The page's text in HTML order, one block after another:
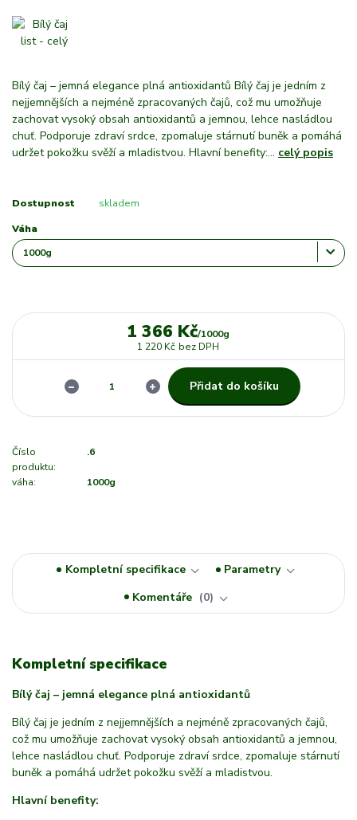
Bílý čaj – jemná elegance plná antioxidantů Bílý čaj je jedním z
nejjemnějších a nejméně zpracovaných čajů, což mu umožňuje
zachovat vysoký obsah antioxidantů a jemnou, lehce nasládlou
chuť. Podporuje zdraví srdce, zpomaluje stárnutí buněk a pomáhá
udržet pokožku svěží a mladistvou. Hlavní benefity:... celý popis
Dostupnost skladem
Váha
1 366 Kč/1000g
1 220 Kč bez DPH
Přidat do košíku
Číslo
produktu:
.6
váha: 1000g
Kompletní specifikace
Parametry
Komentáře
0
Kompletní specifikace
Bílý čaj – jemná elegance plná antioxidantů
Bílý čaj je jedním z nejjemnějších a nejméně zpracovaných čajů,
což mu umožňuje zachovat vysoký obsah antioxidantů a jemnou,
lehce nasládlou chuť. Podporuje zdraví srdce, zpomaluje stárnutí
buněk a pomáhá udržet pokožku svěží a mladistvou.
Hlavní benefity: